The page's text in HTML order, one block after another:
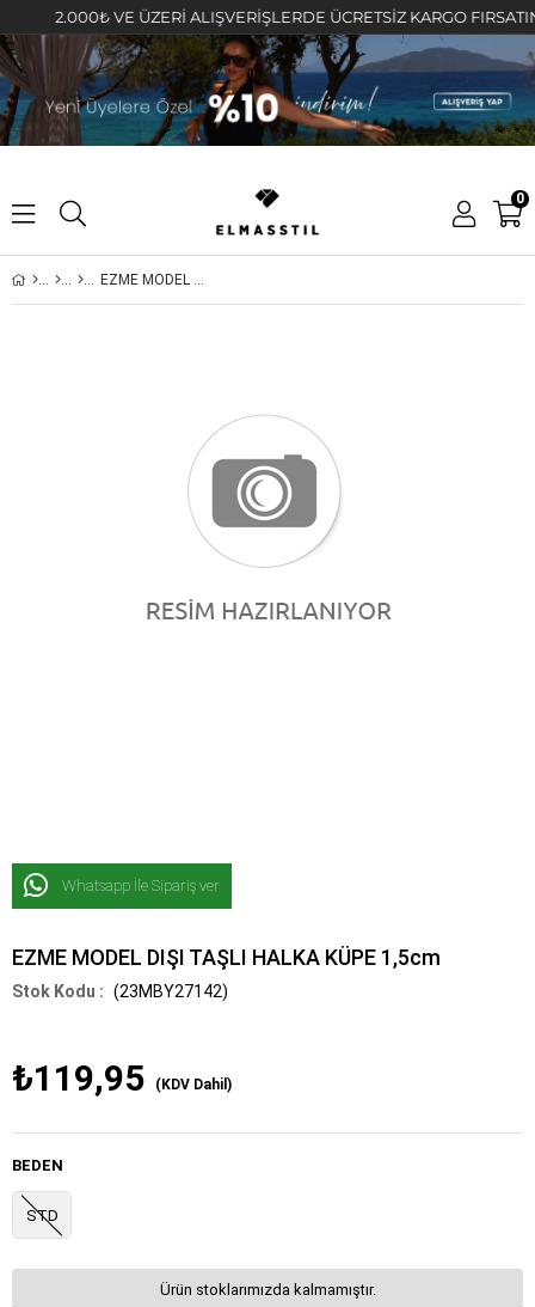
2.000₺ VE ÜZERİ ALIŞVERİŞLERDE ÜCRETSİZ KARGO FIRSATINI
0
EZME MODEL DIŞI TAŞLI HALKA KÜPE 1,5cm
Whatsapp İle Sipariş ver
EZME MODEL DIŞI TAŞLI HALKA KÜPE 1,5cm
(23MBY27142)
₺119,95 (KDV Dahil)
BEDEN
STD
Ürün stoklarımızda kalmamıştır.